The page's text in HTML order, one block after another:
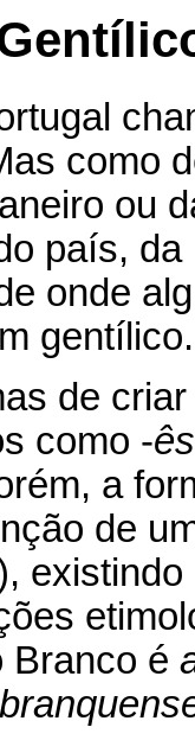
como
ou
país,
onde
gentílico.
de
como -ês
a
de
Branco é